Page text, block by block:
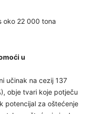
oko 22 000 tona
u
učinak na cezij 137
obje tvari koje potječu
potencijal za oštećenje